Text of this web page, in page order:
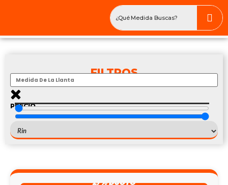
FILTROS
PRECIO
27% DSCTO